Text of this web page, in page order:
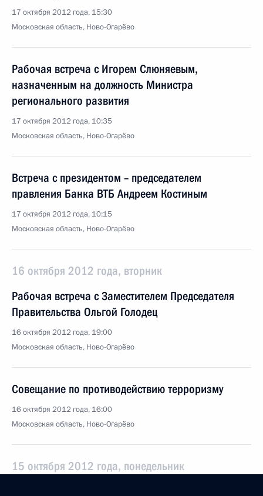
17 октября 2012 года, 15:30
Московская область, Ново-Огарёво
Рабочая встреча с Игорем Слюняевым,
назначенным на должность Министра
регионального развития
17 октября 2012 года, 10:35
Московская область, Ново-Огарёво
Встреча с президентом – председателем
правления Банка ВТБ Андреем Костиным
17 октября 2012 года, 10:15
Московская область, Ново-Огарёво
16 октября 2012 года, вторник
Рабочая встреча с Заместителем Председателя
Правительства Ольгой Голодец
16 октября 2012 года, 19:00
Московская область, Ново-Огарёво
Совещание по противодействию терроризму
16 октября 2012 года, 16:00
Московская область, Ново-Огарёво
15 октября 2012 года, понедельник